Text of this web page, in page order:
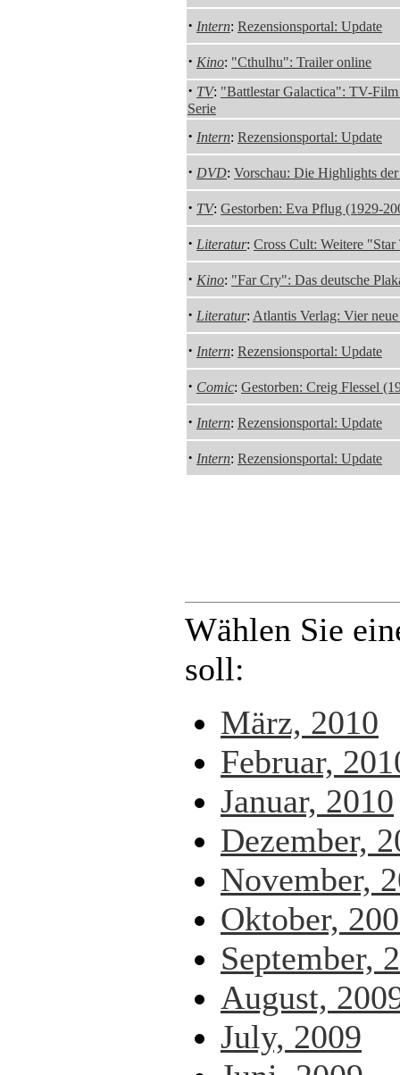
· Intern: Rezensionsportal: Update
· Kino: "Cthulhu": Trailer online
· TV: "Battlestar Galactica": TV-
Serie
· Intern: Rezensionsportal: Update
· DVD: Vorschau: Die Highlights
· TV: Gestorben: Eva Pflug (1929-
· Literatur: Cross Cult: Weitere
· Kino: "Far Cry": Das deutsche
· Literatur: Atlantis Verlag: Vier
· Intern: Rezensionsportal: Update
· Comic: Gestorben: Creig Flessel
· Intern: Rezensionsportal: Update
· Intern: Rezensionsportal: Update
Wählen Sie
soll:
März, 2010
Februar,
Januar, 2010
Dezember,
November,
Oktober,
September,
August,
July, 2009